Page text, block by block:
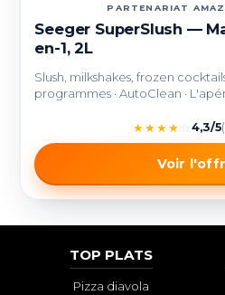
PARTENARIAT
Seeger SuperSlush —
en-1, 2L
Slush, milkshakes, frozen cocktails
programmes · AutoClean ·
★★★★ 4,3/5
Voir
TOP PLATS
Pizza diavola